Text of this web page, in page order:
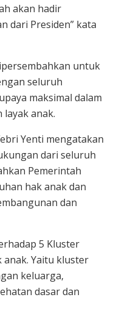
akan hadir
dari Presiden” kata
untuk
seluruh
maksimal dalam
anak.
Yenti mengatakan
dari seluruh
Pemerintah
hak anak dan
dan
5 Kluster
Yaitu kluster
keluarga,
dasar dan